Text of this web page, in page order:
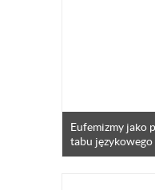
Eufemizmy jako
tabu językowego